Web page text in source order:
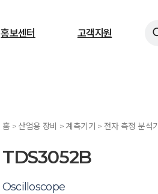
홍보센터 고객지원
홈 > 산업용 장비 > 계측기기 > 전자 측정 분석기
TDS3052B
Oscilloscope